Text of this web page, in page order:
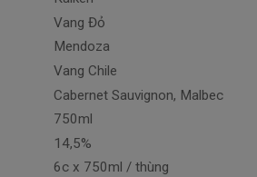
Vang Đỏ
Mendoza
Vang Chile
Cabernet Sauvignon, Malbec
750ml
14,5%
6c x 750ml / thùng